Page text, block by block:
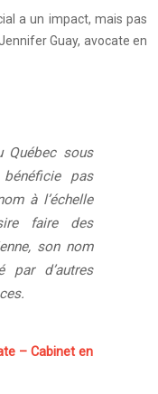
a un impact, mais pas
Guay, avocate en
Québec sous
pas
à l’échelle
faire des
son nom
par d’autres
– Cabinet en